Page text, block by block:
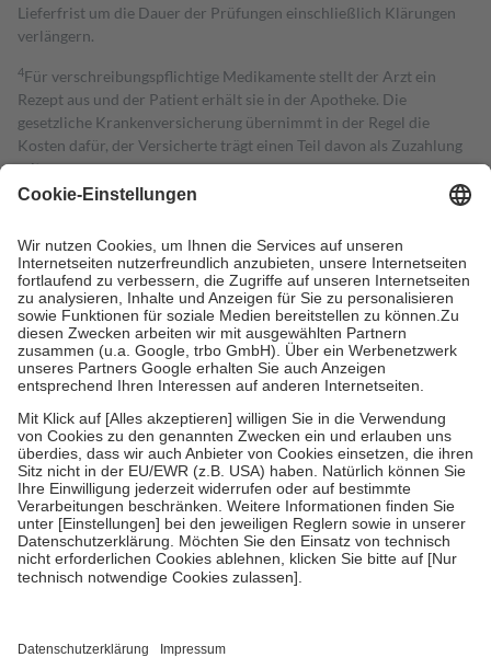
Lieferfrist um die Dauer der Prüfungen einschließlich Klärungen
verlängern.
4Für verschreibungspflichtige Medikamente stellt der Arzt ein
Rezept aus und der Patient erhält sie in der Apotheke. Die
gesetzliche Krankenversicherung übernimmt in der Regel die
Kosten dafür, der Versicherte trägt einen Teil davon als Zuzahlung
mit.
Grundsätzlich leisten Mitglieder Zuzahlungen in Höhe von zehn
höchstens zehn Euro.
Es sind jedoch nie mehr als die tatsächlichen
Kosten der Leistung zu entrichten.
Diese Regeln gelten grundsätzlich auch für Online-Apotheken.
Bei Heilmitteln und häuslicher Krankenpflege beträgt die
Zuzahlung zehn Prozent der Kosten sowie zehn Euro je
Verordnung.
Um das Engagement der Versicherten für ihre eigene Gesundheit zu
stärken und die besondere Stellung der Familie zu unterstützen,
fallenkeine Zuzahlungenan bei:
• Kindern und Jugendlichen bis zum vollendeten 18. Lebensjahr
mit Ausnahme der Fahrkosten
• Untersuchungen zur Vorsorge und Früherkennung, die von der
GKV getragen werden
• empfohlenen Schutzimpfungen
• Harn- und Blutteststreifen
getroffen, um sicherzustellen, dass es sich um echte Bewertungen